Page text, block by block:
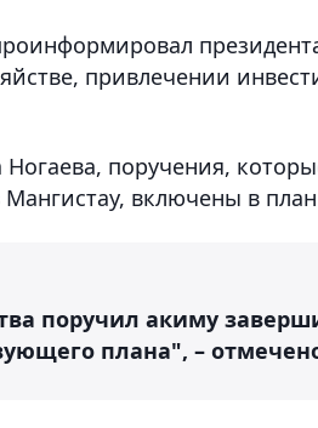
привлечении
поручения,
включены в
поручил акиму
плана", –